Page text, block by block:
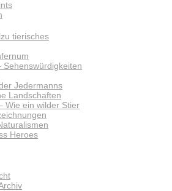
tierisches
Sehenswürdigkeiten
Jedermanns
Landschaften
Wie ein wilder Stier
Heroes